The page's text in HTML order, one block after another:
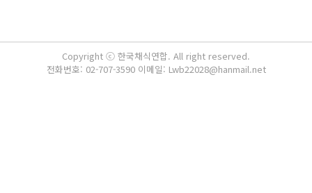
Copyright ⓒ 한국채식연합. All right reserved.
전화번호: 02-707-3590 이메일: Lwb22028@hanmail.net